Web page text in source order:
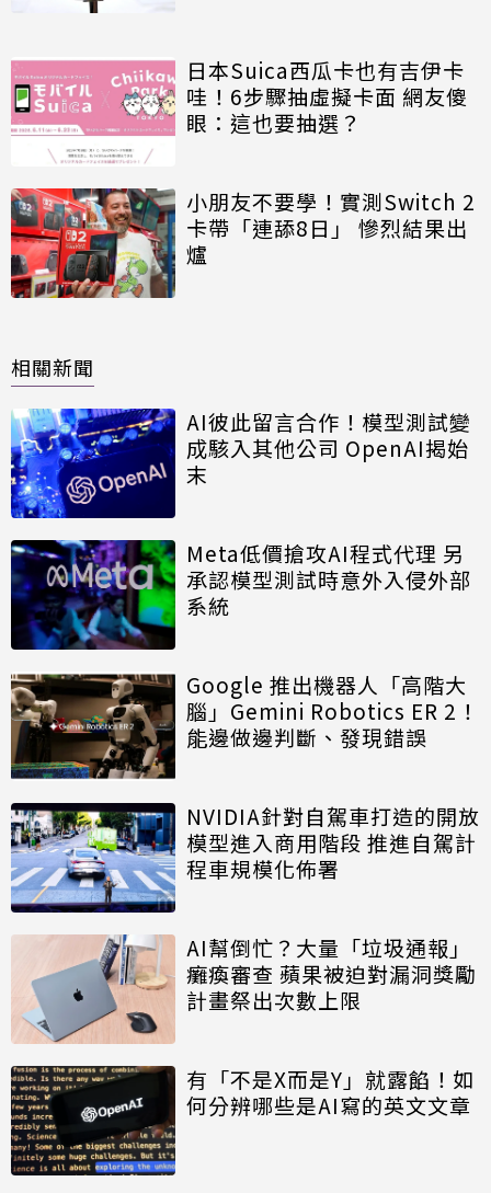
日本Suica西瓜卡也有吉伊卡
哇！6步驟抽虛擬卡面 網友傻
眼：這也要抽選？
小朋友不要學！實測Switch 2
卡帶「連舔8日」 慘烈結果出
爐
相關新聞
AI彼此留言合作！模型測試變
成駭入其他公司 OpenAI揭始
末
Meta低價搶攻AI程式代理 另
承認模型測試時意外入侵外部
系統
Google 推出機器人「高階大
腦」Gemini Robotics ER 2！
能邊做邊判斷、發現錯誤
NVIDIA針對自駕車打造的開放
模型進入商用階段 推進自駕計
程車規模化佈署
AI幫倒忙？大量「垃圾通報」
癱瘓審查 蘋果被迫對漏洞獎勵
計畫祭出次數上限
有「不是X而是Y」就露餡！如
何分辨哪些是AI寫的英文文章